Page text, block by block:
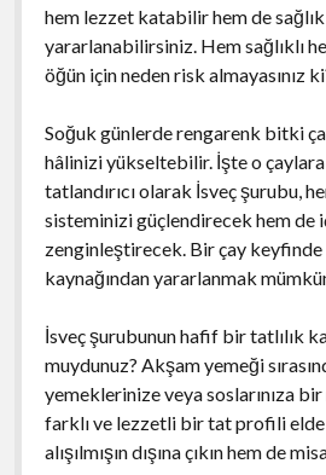
hem lezzet katabilir hem de
yararlanabilirsiniz. Hem sağlıklı
öğün için neden risk almayasınız
Soğuk günlerde rengarenk bitki
hâlinizi yükseltebilir. İşte o
tatlandırıcı olarak İsveç şurubu,
sisteminizi güçlendirecek hem de
zenginleştirecek. Bir çay keyfinde
kaynağından yararlanmak
İsveç şurubunun hafif bir tatlılık
muydunuz? Akşam yemeği
yemeklerinize veya soslarınıza
farklı ve lezzetli bir tat profili
alışılmışın dışına çıkın hem de